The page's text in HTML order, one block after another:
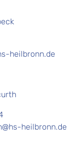
heilbronn.de
heilbronn.de